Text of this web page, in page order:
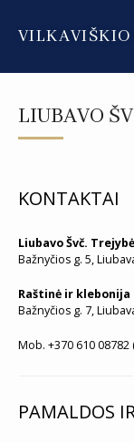
VILKAVIŠKIO
DEKANATAI IR
PAŠVĘSTAS
LIUBAVO
KONTAKTAI
Liubavo Švč.
Bažnyčios g. 5,
Raštinė ir klebonija
Bažnyčios g. 7,
Mob. +370 610
PAMALDOS